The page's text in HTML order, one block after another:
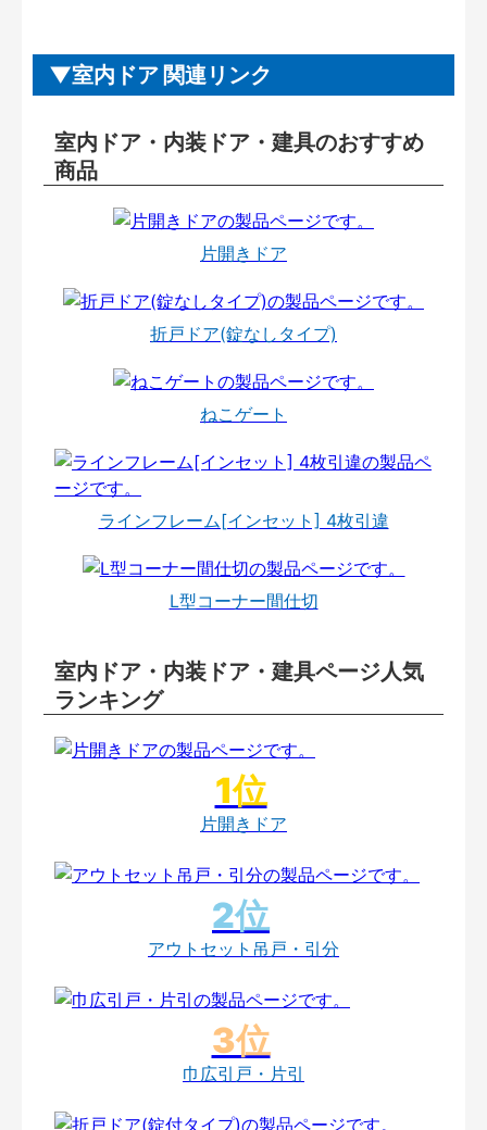
室内ドア 関連リンク
室内ドア・内装ドア・建具のおすすめ
商品
片開きドア
折戸ドア(錠なしタイプ)
ねこゲート
ラインフレーム[インセット] 4枚引違
L型コーナー間仕切
室内ドア・内装ドア・建具ページ人気
ランキング
片開きドア
アウトセット吊戸・引分
巾広引戸・片引